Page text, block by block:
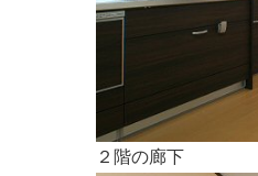
２階の廊下